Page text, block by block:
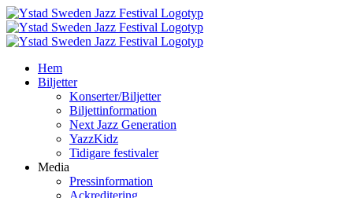
Fortsätt
till
innehållet
Hem
Biljetter
Konserter/Biljetter
Biljettinformation
Next Jazz Generation
YazzKidz
Tidigare festivaler
Media
Pressinformation
Ackreditering